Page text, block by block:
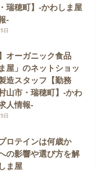
瑞穂町】-かわしま屋
-
日
オーガニック食品
屋」のネットショッ
造スタッフ【勤務
山市・瑞穂町】-かわ
人情報-
日
ロテインは何歳か
の影響や選び方を解
ま屋